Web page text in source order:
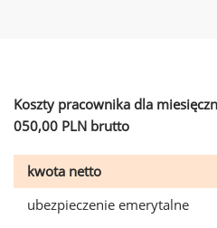
Koszty pracownika dla
050,00 PLN brutto
kwota netto
ubezpieczenie emerytalne